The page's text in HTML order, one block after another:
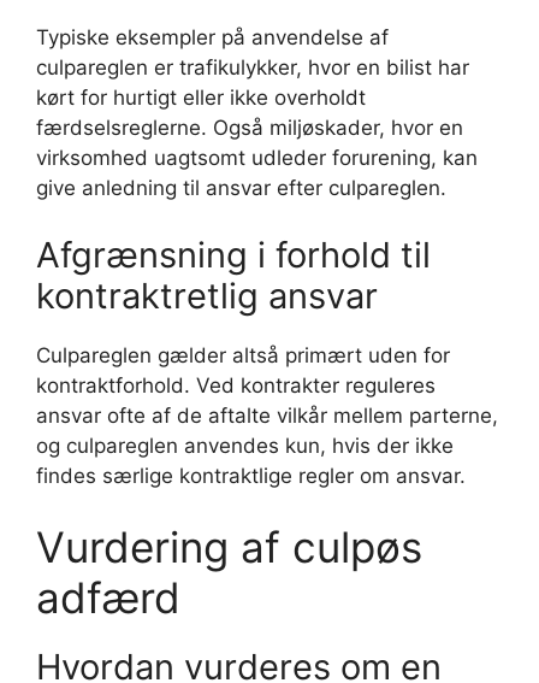
Typiske eksempler på anvendelse af
culpareglen er trafikulykker, hvor en bilist har
kørt for hurtigt eller ikke overholdt
færdselsreglerne. Også miljøskader, hvor en
virksomhed uagtsomt udleder forurening, kan
give anledning til ansvar efter culpareglen.
Afgrænsning i forhold til
kontraktretlig ansvar
Culpareglen gælder altså primært uden for
kontraktforhold. Ved kontrakter reguleres
ansvar ofte af de aftalte vilkår mellem parterne,
og culpareglen anvendes kun, hvis der ikke
findes særlige kontraktlige regler om ansvar.
Vurdering af culpøs
adfærd
Hvordan vurderes om en